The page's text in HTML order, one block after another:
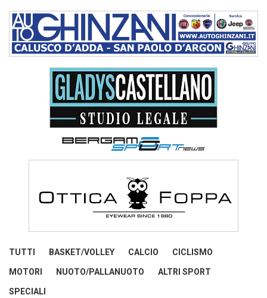
TUTTI BASKET/VOLLEY CALCIO CICLISMO
MOTORI NUOTO/PALLANUOTO ALTRI SPORT
SPECIALI